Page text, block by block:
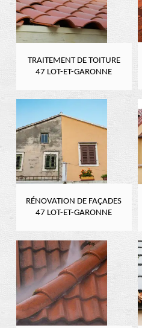
TRAITEMENT DE TOITURE
47 LOT-ET-GARONNE
RÉNOVATION DE FAÇADES
47 LOT-ET-GARONNE